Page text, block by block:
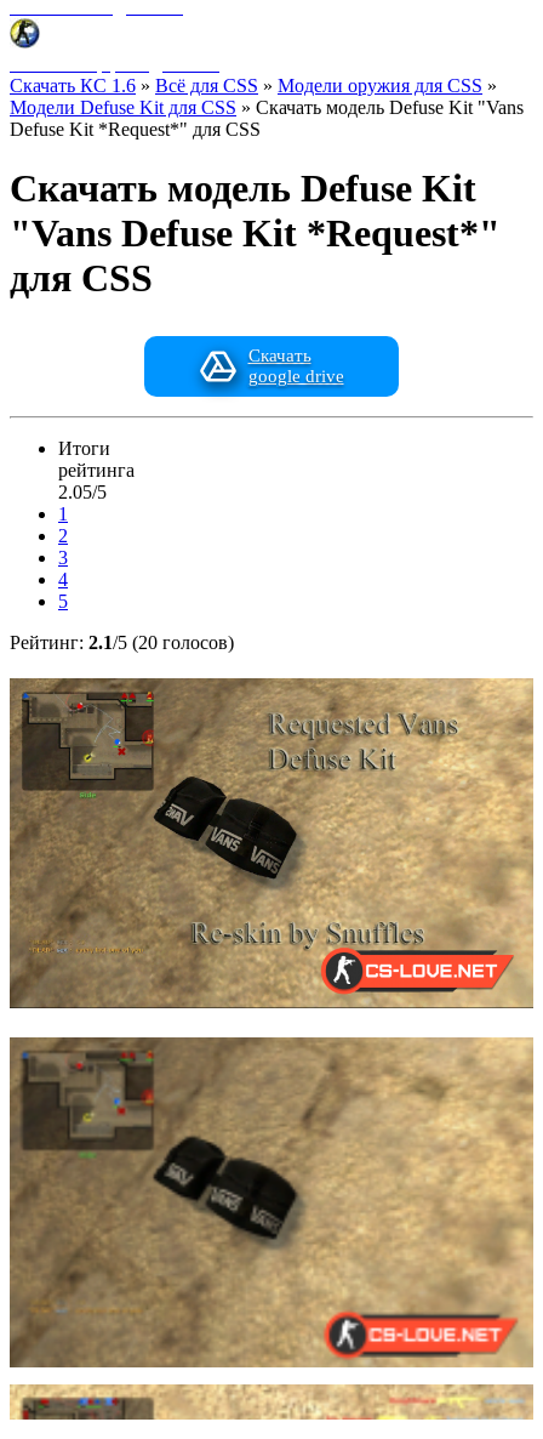
Скачать КС 1.6 » Всё для CSS » Модели оружия для CSS »
Модели Defuse Kit для CSS » Скачать модель Defuse Kit "Vans
Defuse Kit *Request*" для CSS
Скачать модель Defuse Kit
"Vans Defuse Kit *Request*"
для CSS
Скачать
google drive
Итоги
рейтинга
2.05/5
1
2
3
4
5
Рейтинг: 2.1/5 (20 голосов)